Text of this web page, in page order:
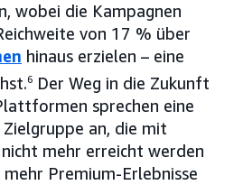
wobei die Kampagnen
von 17 % über
hinaus erzielen – eine
6 Der Weg in die Zukunft
sprechen eine
an, die mit
mehr erreicht werden
Premium-Erlebnisse